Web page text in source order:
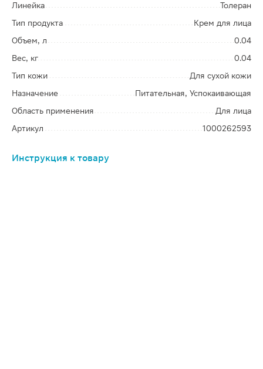
Линейка
Толеран
Тип продукта
Крем для лица
Объем, л
0.04
Вес, кг
0.04
Тип кожи
Для сухой кожи
Назначение
Питательная, Успокаивающая
Область применения
Для лица
Артикул
1000262593
Инструкция к товару